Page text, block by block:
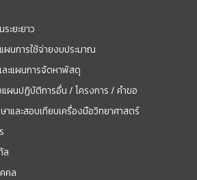
ะยะยาว
ผนการใช้จ่ายงบประมาณ
ะแผนการจัดหาพัสดุ
ผนปฏิบัติการอื่น / โครงการ / คำขอ
และสอบเทียบเครื่องมือวิทยาศาสตร์
ล
คล